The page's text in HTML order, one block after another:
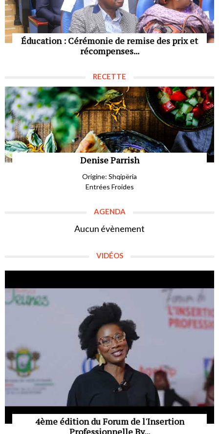
Éducation : Cérémonie de remise des prix et
récompenses...
RECETTE
Denise Parrish
Origine: Shqipëria
Entrées Froides
AGENDA
Aucun évènement
VIDÉOS
4ème édition du Forum de l'Insertion
Professionnelle By...